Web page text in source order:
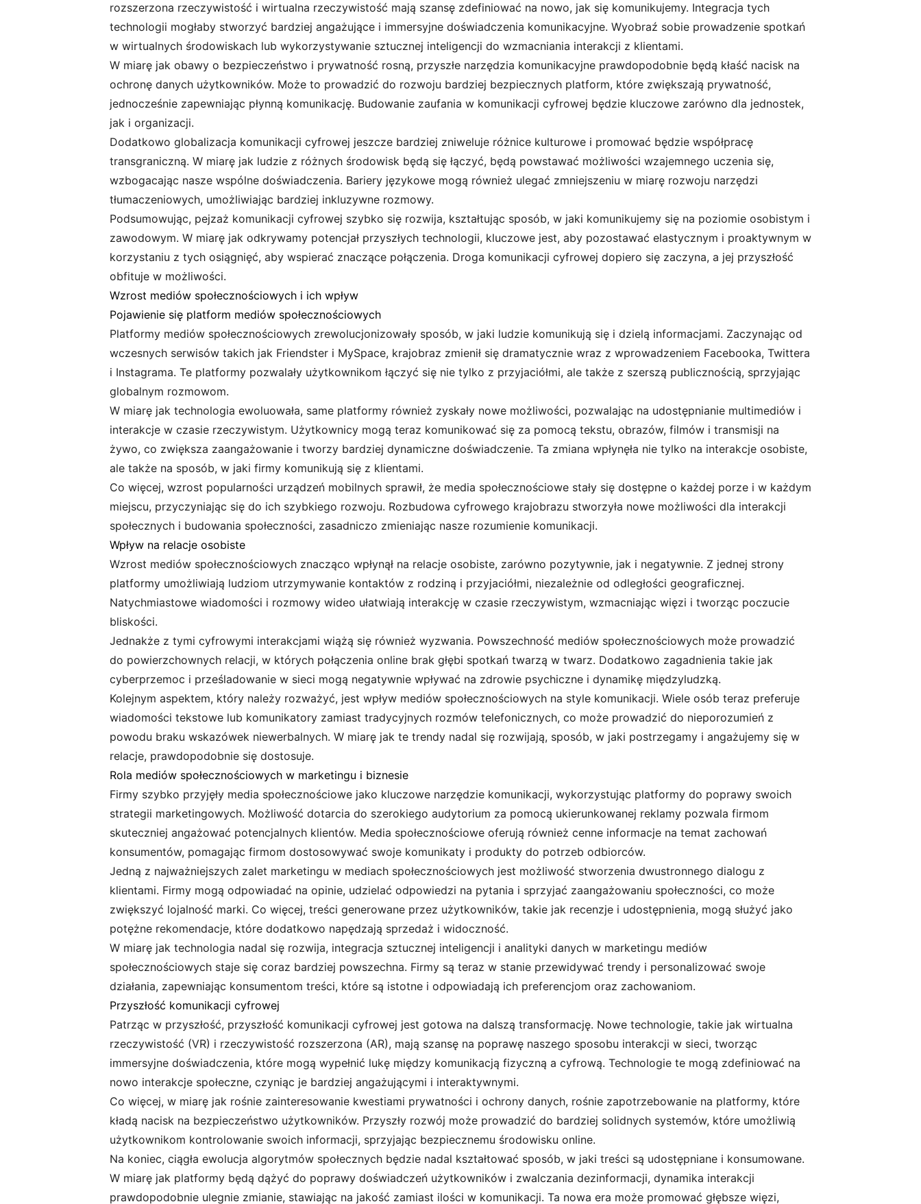
rozszerzona rzeczywistość i wirtualna rzeczywistość mają szansę zdefiniować na nowo, jak się komunikujemy. Integracja tych
technologii mogłaby stworzyć bardziej angażujące i immersyjne doświadczenia komunikacyjne. Wyobraź sobie prowadzenie spotkań
w wirtualnych środowiskach lub wykorzystywanie sztucznej inteligencji do wzmacniania interakcji z klientami.
W miarę jak obawy o bezpieczeństwo i prywatność rosną, przyszłe narzędzia komunikacyjne prawdopodobnie będą kłaść nacisk na
ochronę danych użytkowników. Może to prowadzić do rozwoju bardziej bezpiecznych platform, które zwiększają prywatność,
jednocześnie zapewniając płynną komunikację. Budowanie zaufania w komunikacji cyfrowej będzie kluczowe zarówno dla jednostek,
jak i organizacji.
Dodatkowo globalizacja komunikacji cyfrowej jeszcze bardziej zniweluje różnice kulturowe i promować będzie współpracę
transgraniczną. W miarę jak ludzie z różnych środowisk będą się łączyć, będą powstawać możliwości wzajemnego uczenia się,
wzbogacając nasze wspólne doświadczenia. Bariery językowe mogą również ulegać zmniejszeniu w miarę rozwoju narzędzi
tłumaczeniowych, umożliwiając bardziej inkluzywne rozmowy.
Podsumowując, pejzaż komunikacji cyfrowej szybko się rozwija, kształtując sposób, w jaki komunikujemy się na poziomie osobistym i
zawodowym. W miarę jak odkrywamy potencjał przyszłych technologii, kluczowe jest, aby pozostawać elastycznym i proaktywnym w
korzystaniu z tych osiągnięć, aby wspierać znaczące połączenia. Droga komunikacji cyfrowej dopiero się zaczyna, a jej przyszłość
obfituje w możliwości.
Wzrost mediów społecznościowych i ich wpływ
Pojawienie się platform mediów społecznościowych
Platformy mediów społecznościowych zrewolucjonizowały sposób, w jaki ludzie komunikują się i dzielą informacjami. Zaczynając od
wczesnych serwisów takich jak Friendster i MySpace, krajobraz zmienił się dramatycznie wraz z wprowadzeniem Facebooka, Twittera
i Instagrama. Te platformy pozwalały użytkownikom łączyć się nie tylko z przyjaciółmi, ale także z szerszą publicznością, sprzyjając
globalnym rozmowom.
W miarę jak technologia ewoluowała, same platformy również zyskały nowe możliwości, pozwalając na udostępnianie multimediów i
interakcje w czasie rzeczywistym. Użytkownicy mogą teraz komunikować się za pomocą tekstu, obrazów, filmów i transmisji na
żywo, co zwiększa zaangażowanie i tworzy bardziej dynamiczne doświadczenie. Ta zmiana wpłynęła nie tylko na interakcje osobiste,
ale także na sposób, w jaki firmy komunikują się z klientami.
Co więcej, wzrost popularności urządzeń mobilnych sprawił, że media społecznościowe stały się dostępne o każdej porze i w każdym
miejscu, przyczyniając się do ich szybkiego rozwoju. Rozbudowa cyfrowego krajobrazu stworzyła nowe możliwości dla interakcji
społecznych i budowania społeczności, zasadniczo zmieniając nasze rozumienie komunikacji.
Wpływ na relacje osobiste
Wzrost mediów społecznościowych znacząco wpłynął na relacje osobiste, zarówno pozytywnie, jak i negatywnie. Z jednej strony
platformy umożliwiają ludziom utrzymywanie kontaktów z rodziną i przyjaciółmi, niezależnie od odległości geograficznej.
Natychmiastowe wiadomości i rozmowy wideo ułatwiają interakcję w czasie rzeczywistym, wzmacniając więzi i tworząc poczucie
bliskości.
Jednakże z tymi cyfrowymi interakcjami wiążą się również wyzwania. Powszechność mediów społecznościowych może prowadzić
do powierzchownych relacji, w których połączenia online brak głębi spotkań twarzą w twarz. Dodatkowo zagadnienia takie jak
cyberprzemoc i prześladowanie w sieci mogą negatywnie wpływać na zdrowie psychiczne i dynamikę międzyludzką.
Kolejnym aspektem, który należy rozważyć, jest wpływ mediów społecznościowych na style komunikacji. Wiele osób teraz preferuje
wiadomości tekstowe lub komunikatory zamiast tradycyjnych rozmów telefonicznych, co może prowadzić do nieporozumień z
powodu braku wskazówek niewerbalnych. W miarę jak te trendy nadal się rozwijają, sposób, w jaki postrzegamy i angażujemy się w
relacje, prawdopodobnie się dostosuje.
Rola mediów społecznościowych w marketingu i biznesie
Firmy szybko przyjęły media społecznościowe jako kluczowe narzędzie komunikacji, wykorzystując platformy do poprawy swoich
strategii marketingowych. Możliwość dotarcia do szerokiego audytorium za pomocą ukierunkowanej reklamy pozwala firmom
skuteczniej angażować potencjalnych klientów. Media społecznościowe oferują również cenne informacje na temat zachowań
konsumentów, pomagając firmom dostosowywać swoje komunikaty i produkty do potrzeb odbiorców.
Jedną z najważniejszych zalet marketingu w mediach społecznościowych jest możliwość stworzenia dwustronnego dialogu z
klientami. Firmy mogą odpowiadać na opinie, udzielać odpowiedzi na pytania i sprzyjać zaangażowaniu społeczności, co może
zwiększyć lojalność marki. Co więcej, treści generowane przez użytkowników, takie jak recenzje i udostępnienia, mogą służyć jako
potężne rekomendacje, które dodatkowo napędzają sprzedaż i widoczność.
W miarę jak technologia nadal się rozwija, integracja sztucznej inteligencji i analityki danych w marketingu mediów
społecznościowych staje się coraz bardziej powszechna. Firmy są teraz w stanie przewidywać trendy i personalizować swoje
działania, zapewniając konsumentom treści, które są istotne i odpowiadają ich preferencjom oraz zachowaniom.
Przyszłość komunikacji cyfrowej
Patrząc w przyszłość, przyszłość komunikacji cyfrowej jest gotowa na dalszą transformację. Nowe technologie, takie jak wirtualna
rzeczywistość (VR) i rzeczywistość rozszerzona (AR), mają szansę na poprawę naszego sposobu interakcji w sieci, tworząc
immersyjne doświadczenia, które mogą wypełnić lukę między komunikacją fizyczną a cyfrową. Technologie te mogą zdefiniować na
nowo interakcje społeczne, czyniąc je bardziej angażującymi i interaktywnymi.
Co więcej, w miarę jak rośnie zainteresowanie kwestiami prywatności i ochrony danych, rośnie zapotrzebowanie na platformy, które
kładą nacisk na bezpieczeństwo użytkowników. Przyszły rozwój może prowadzić do bardziej solidnych systemów, które umożliwią
użytkownikom kontrolowanie swoich informacji, sprzyjając bezpiecznemu środowisku online.
Na koniec, ciągła ewolucja algorytmów społecznych będzie nadal kształtować sposób, w jaki treści są udostępniane i konsumowane.
W miarę jak platformy będą dążyć do poprawy doświadczeń użytkowników i zwalczania dezinformacji, dynamika interakcji
prawdopodobnie ulegnie zmianie, stawiając na jakość zamiast ilości w komunikacji. Ta nowa era może promować głębsze więzi,